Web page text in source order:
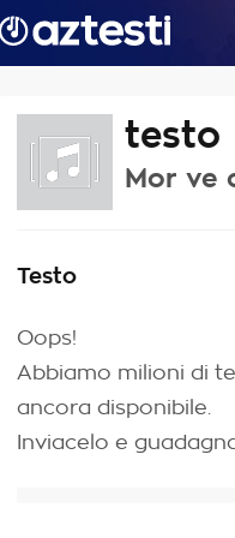
testo
Mor ve
Testo
Oops!
Abbiamo milioni di
ancora disponibile.
Inviacelo e